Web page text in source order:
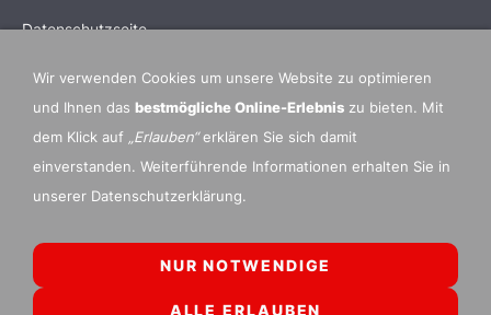
Datenschutzseite
►DTV Deutscher Tanzsportverband e.V.
►
DWC German Qualifier DANCE WORLD CUP
Wir verwenden Cookies um unsere Website zu optimieren
und Ihnen das bestmögliche Online-Erlebnis zu bieten. Mit
dem Klick auf
„Erlauben“erklären Sie sich damit
einverstanden. Weiterführende Informationen erhalten Sie in
unserer Datenschutzerklärung.
NUR NOTWENDIGE
ALLE ERLAUBEN